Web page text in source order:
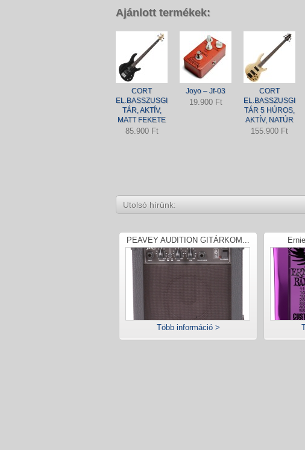
Ajánlott termékek:
CORT
EL.BASSZUSGI
TÁR, AKTÍV,
MATT FEKETE
85.900 Ft
Joyo – Jf-03
19.900 Ft
CORT
EL.BASSZUSGI
TÁR 5 HÚROS,
AKTÍV, NATÚR
155.900 Ft
Utolsó hírünk:
PEAVEY AUDITION GITÁRKOM...
Több információ >